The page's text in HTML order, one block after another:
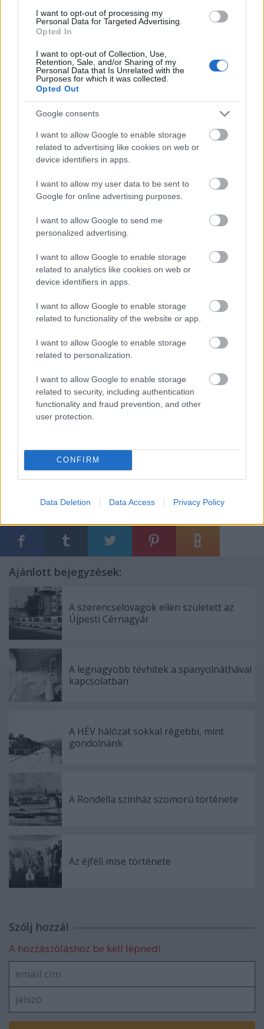
I want to opt-out of processing my
Personal Data for Targeted Advertising.
Opted In
I want to opt-out of Collection, Use,
Retention, Sale, and/or Sharing of my
Personal Data that Is Unrelated with the
Purposes for which it was collected.
Opted Out
Google consents
I want to allow Google to enable storage
related to advertising like cookies on web or
device identifiers in apps.
I want to allow my user data to be sent to
Google for online advertising purposes.
I want to allow Google to send me
personalized advertising.
I want to allow Google to enable storage
related to analytics like cookies on web or
device identifiers in apps.
I want to allow Google to enable storage
related to functionality of the website or app.
I want to allow Google to enable storage
related to personalization.
I want to allow Google to enable storage
related to security, including authentication
functionality and fraud prevention, and other
user protection.
CONFIRM
Data Deletion Data Access Privacy Policy
választások idején, hiszen a nyílt választás miatt
mindenki tisztában volt azzal, hogy ki kire szavazott.
idején szüntette meg az időleges munkáshatalom és
ők törvényesítették először az általános női-férfi
szavazójogot is.
A főváros egyedi szavazótörvényt kapott
Az I. Világháborút követő kormány azonban nem
visszatért a korábbi hagyományokhoz. Az 1922-es
választójogi rendelet ismét bevezette a választójogi
választói jogosultsághoz hasonlóan a
képviselőjelöltséget is súlyos feltételekhez kötötte.
Bár a fővárosban és a nagyobb városokban
megmaradt a titkos szavazás, a kisebb községekben
és falvakban ismét a nyílt szavazási módszer lett az
elfogadott. Trianon után, 1926-ban újjá szervezték
az országgyűlés felsőházát is, amelynek tagságát
méltóság vagy hivatal, választás és kinevezés útján
állították össze. Ezek a törvények maradtak életben
egészen 1938-ig, amikor a szavazás titkossá és a
törvényben meghatározottak kivételével minden
megemlíteni az 1930-ban alkotott ún. fővárosi
törvényt, amely biztosította Budapest különleges
helyzetét, így itt nem volt érvényes az országszerte
elfogadott virilizmus intézménye, amely fele részben
Címkék:Politika Választások Budapest romantikája
Ajánlott bejegyzések:
A szerencselovagok ellen született az
Újpesti Cérnagyár
A legnagyobb tévhitek a spanyolnáthával
kapcsolatban
A HÉV hálózat sokkal régebbi, mint
gondolnánk
A Rondella színház szomorú története
Az éjféli mise története
Szólj hozzá!
A hozzászóláshoz be kell lépned!